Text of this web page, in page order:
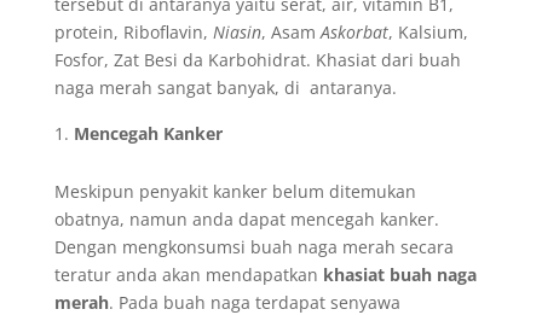
protein, Riboflavin, Niasin, AsamAskorbat, Kalsium,
Fosfor, Zat Besi da Karbohidrat. Khasiat dari buah
naga merah sangat banyak, di antaranya.
Mencegah Kanker
Meskipun penyakit kanker belum ditemukan
obatnya, namun anda dapat mencegah kanker.
Dengan mengkonsumsi buah naga merah secara
teratur anda akan mendapatkan khasiat buah naga
merah. Pada buah naga terdapat senyawa